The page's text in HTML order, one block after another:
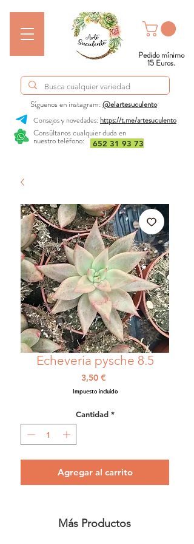
Consúltanos cualquier duda en
nuestro teléfono:
Síguenos en instagram:@elartesuculento
652 31 93 73
Consejos y novedades: https://t.me/artesuculento
Pedido mínimo
15 Euros.
Echeveria pysche 8.5
3,50 €Precio
Impuesto incluido
Cantidad *
Agregar al carrito
Más Productos